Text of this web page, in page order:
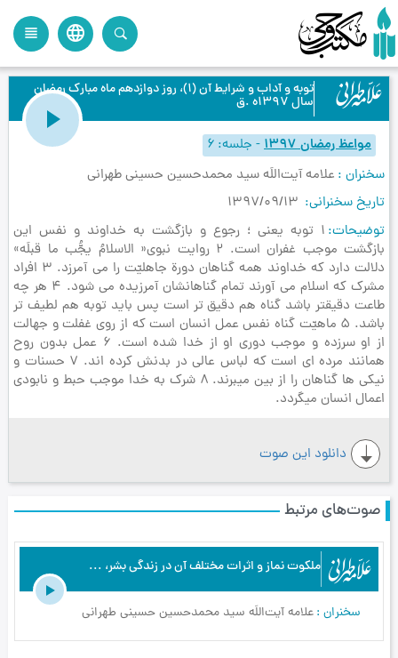
language
view_headline
توبه و آداب و شرايط آن (1)، روز دوازدهم ماه مبارك رمضان
سال 1397ه .ق
مواعظ رمضان 1397 - جلسه 6
سخنران علامه آیت‌اللَه سید محمدحسین حسینی طهرانی
تاریخ سخنرانی
توضیحات
1 توبه يعني ؛ رجوع و بازگشت به خداوند و نفس اين
بازگشت موجب غفران است. 2 روايت نبوي« الاسلامُ يجُّب ما قبلَه»
دلالت دارد كه خداوند همه گناهان دورة جاهليّت را مي آمرزد. 3 افراد
مشرک که اسلام می آورند تمام گناهانشان آمرزيده می شود. 4 هر چه
طاعت دقيقتر باشد گناه هم دقيق تر است پس بايد توبه هم لطيف تر
باشد. 5 ماهيّت گناه نفس عمل انسان است كه از روي غفلت و جهالت
از او سرزده و موجب دوري او از خدا شده است. 6 عمل بدون روح
همانند مرده اي است كه لباس عالي در بدنش كرده اند. 7 حسنات و
نيكي ها گناهان را از بين ميبرند. 8 شرك به خدا موجب حبط و نابودي
اعمال انسان ميگردد.
دانلود این صوت
صوت‌های مرتبط
ملكوت نماز و اثرات مختلف آن در زندگى بشر، روز يازدهم ماه مبارك رمضان سال 1397ه .ق - علامه طهرانی - مواعظ رمضان 1397 - ج5
سخنران علامه آیت‌اللَه سید محمدحسین حسینی طهرانی